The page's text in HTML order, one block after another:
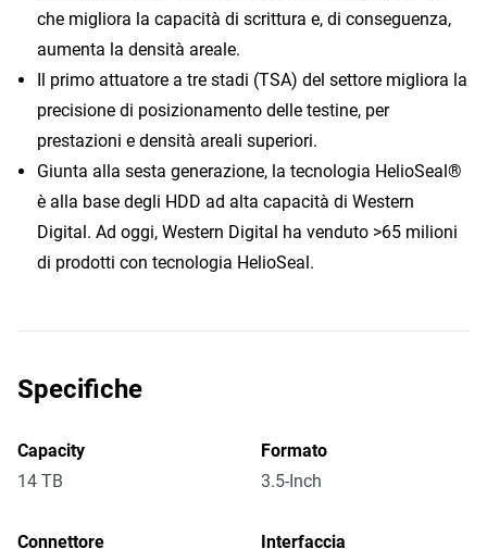
che migliora la capacità di scrittura e, di conseguenza,
aumenta la densità areale.
Il primo attuatore a tre stadi (TSA) del settore migliora la
precisione di posizionamento delle testine, per
prestazioni e densità areali superiori.
Giunta alla sesta generazione, la tecnologia HelioSeal®
è alla base degli HDD ad alta capacità di Western
Digital. Ad oggi, Western Digital ha venduto >65 milioni
di prodotti con tecnologia HelioSeal.
Specifiche
Capacity
14 TB
Formato
3.5-Inch
Connettore Interfaccia